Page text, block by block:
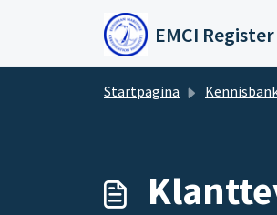
Doorgaan naar hoofdinhoud
EMCI
Startpagina